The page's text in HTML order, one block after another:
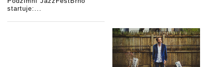
startuje:...